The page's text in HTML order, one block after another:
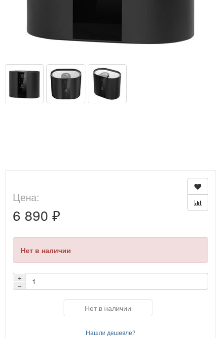
Цена:
6 890 ₽
Нет в наличии
+
−
Нет в наличии
Нашли дешевле?